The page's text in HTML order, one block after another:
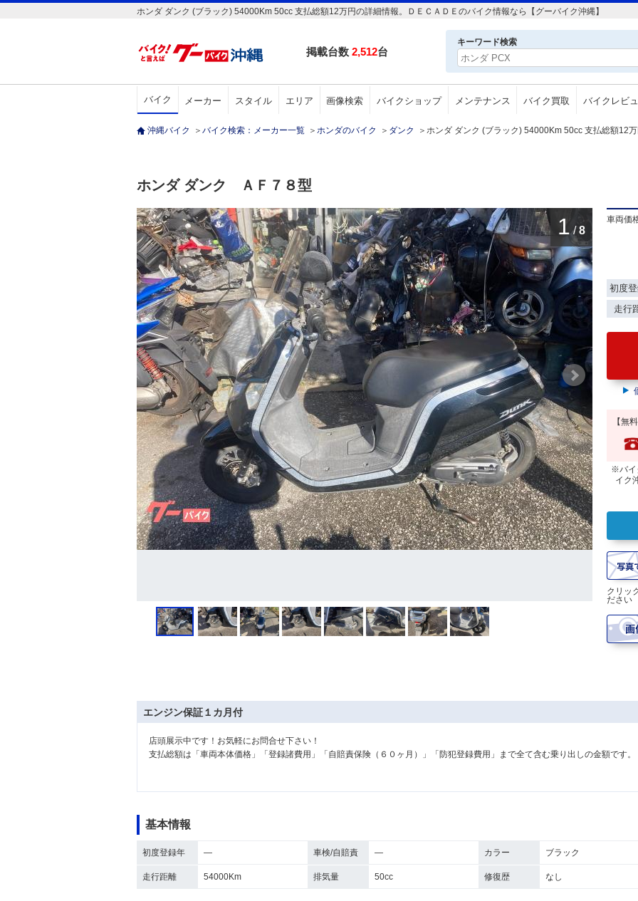
ホンダ ダンク (ブラック) 54000Km 50cc 支払総額12万円の詳細情報。ＤＥＣＡＤＥのバイク情報なら【グーバイク沖縄】
掲載台数 2,512台
キーワード検索
バイク メーカー スタイル エリア 画像検索 バイクショップ メンテナンス バイク買取 バイクレビ
沖縄バイク ＞ バイク検索：メーカー一覧 ＞ ホンダのバイク ＞ ダンク ＞ ホンダ ダンク (ブラック) 54000Km 50cc 支払総額12万
ホンダ ダンク ＡＦ７８型
1 / 8
車両価
初度
走行
【無
※バイ
イク
クリッ
ださい
エンジン保証１カ月付
店頭展示中です！お気軽にお問合せ下さい！
支払総額は「車両本体価格」「登録諸費用」「自賠責保険（６０ヶ月）」「防犯登録費用」まで全て含む乗り出しの金額です。
基本情報
初度登録年 ― 車検/自賠責 ― カラー ブラック
走行距離 54000Km 排気量 50cc 修復歴 なし